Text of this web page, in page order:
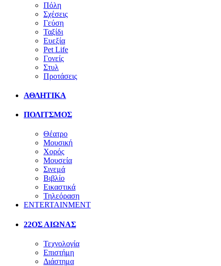
Πόλη
Σχέσεις
Γεύση
Ταξίδι
Ευεξία
Pet Life
Γονείς
Στυλ
Προτάσεις
ΑΘΛΗΤΙΚΑ
ΠΟΛΙΤΣΜΟΣ
Θέατρο
Μουσική
Χορός
Μουσεία
Σινεμά
Βιβλίο
Εικαστικά
Τηλεόραση
ENTERTAINMENT
22ΟΣ ΑΙΩΝΑΣ
Τεχνολογία
Επιστήμη
Διάστημα